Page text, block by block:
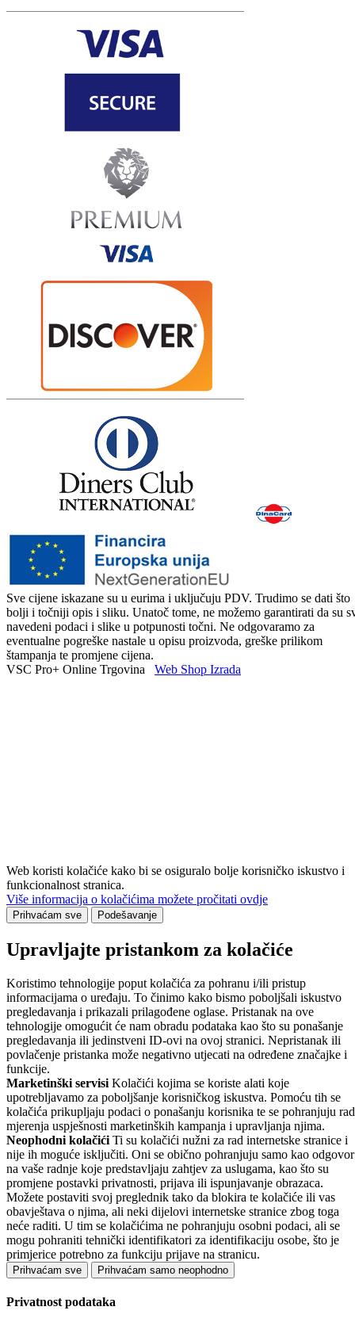
Sve cijene iskazane su u eurima i uključuju PDV. Trudimo se dati što
bolji i točniji opis i sliku. Unatoč tome, ne možemo garantirati da su
navedeni podaci i slike u potpunosti točni. Ne odgovaramo za
eventualne pogreške nastale u opisu proizvoda, greške prilikom
štampanja te promjene cijena.
VSC Pro+ Online Trgovina Web Shop Izrada
Web koristi kolačiće kako bi se osiguralo bolje korisničko iskustvo i
funkcionalnost stranica.
Više informacija o kolačićima možete pročitati ovdje
Prihvaćam sve Podešavanje
Upravljajte pristankom za kolačiće
Koristimo tehnologije poput kolačića za pohranu i/ili pristup
informacijama o uređaju. To činimo kako bismo poboljšali iskustvo
pregledavanja i prikazali prilagođene oglase. Pristanak na ove
tehnologije omogućit će nam obradu podataka kao što su ponašanje
pregledavanja ili jedinstveni ID-ovi na ovoj stranici. Nepristanak ili
povlačenje pristanka može negativno utjecati na određene značajke i
funkcije.
Marketinški servisi Kolačići kojima se koriste alati koje
upotrebljavamo za poboljšanje korisničkog iskustva. Pomoću tih se
kolačića prikupljaju podaci o ponašanju korisnika te se pohranjuju
mjerenja uspješnosti marketinških kampanja i upravljanja njima.
Neophodni kolačići Ti su kolačići nužni za rad internetske stranice i
nije ih moguće isključiti. Oni se obično pohranjuju samo kao odgovor
na vaše radnje koje predstavljaju zahtjev za uslugama, kao što su
promjene postavki privatnosti, prijava ili ispunjavanje obrazaca.
Možete postaviti svoj preglednik tako da blokira te kolačiće ili vas
obavještava o njima, ali neki dijelovi internetske stranice zbog toga
neće raditi. U tim se kolačićima ne pohranjuju osobni podaci, ali se
mogu pohraniti tehnički identifikatori za identifikaciju osobe, što je
primjerice potrebno za funkciju prijave na stranicu.
Prihvaćam sve Prihvaćam samo neophodno
Privatnost podataka